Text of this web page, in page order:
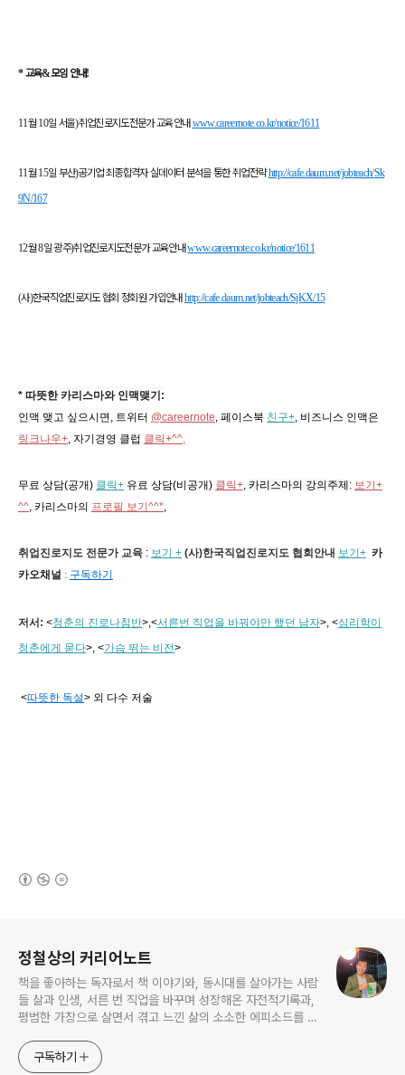
*교육&모임 안내!
11월10일 서울)취업진로지도전문가 교육안내www.careernote.co.kr/notice/1611
11월15일 부산)공기업 최종합격자 실데이터 분석을 통한 취업전략http://cafe.daum.net/jobteach/Sk
9N/167
12월8일 광주)취업진로지도전문가 교육안내www.careernote.co.kr/notice/1611
(사)한국직업진로지도 협회 정회원 가입안내http://cafe.daum.net/jobteach/SjKX/15
* 따뜻한 카리스마와 인맥맺기:
인맥 맺고 싶으시면, 트위터 @careernote , 페이스북 친구+ , 비즈니스 인맥은
링크나우+ , 자기경영 클럽 클릭+^^,
무료 상담(공개) 클릭+ 유료 상담(비공개) 클릭+ 카리스마의 강의주제: 보기+
^^ 카리스마의 프로필 보기^^*
취업진로지도 전문가 교육 : 보기 + (사)한국직업진로지도 협회안내 보기+ 카
카오채널 : 구독하기
저서: <청춘의 진로나침반>, <서른번 직업을 바꿔야만 했던 남자>, <심리학이
청춘에게 묻다>, <가슴 뛰는 비전>
<따뜻한 독설> 외 다수 저술
정철상의 커리어노트
책을 좋아하는 독자로서 책 이야기와, 동시대를 살아가는 사람
들 삶과 인생, 서른 번 직업을 바꾸며 성장해온 자전적기록과,
평범한 가장으로 살면서 겪고 느낀 삶의 소소한 에피소드를 전
고픈 커리어코치, 유튜브: 정교수의 인생수업
구독하기